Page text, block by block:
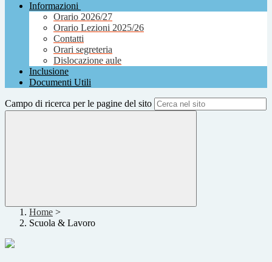
Informazioni
Orario 2026/27
Orario Lezioni 2025/26
Contatti
Orari segreteria
Dislocazione aule
Inclusione
Documenti Utili
Campo di ricerca per le pagine del sito
Home >
Scuola & Lavoro